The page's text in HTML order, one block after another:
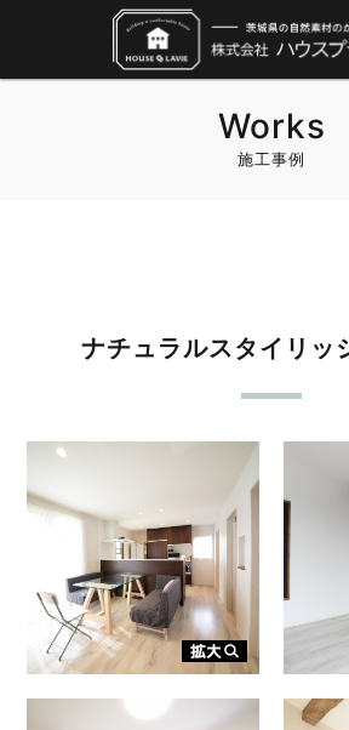
Works
施工事例
ナチュラルスタイリッ